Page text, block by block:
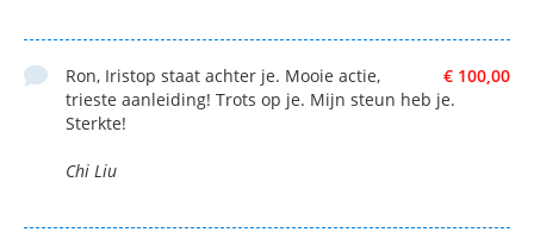
€ 100,00
Ron, Iristop staat achter je. Mooie actie,
trieste aanleiding! Trots op je. Mijn steun heb je.
Sterkte!
Chi Liu